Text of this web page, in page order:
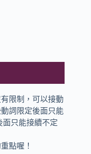
限制，可以接動
詞限定後面只能
面只能接續不定
點喔！